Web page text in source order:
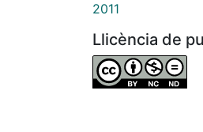
2011
Llicència de